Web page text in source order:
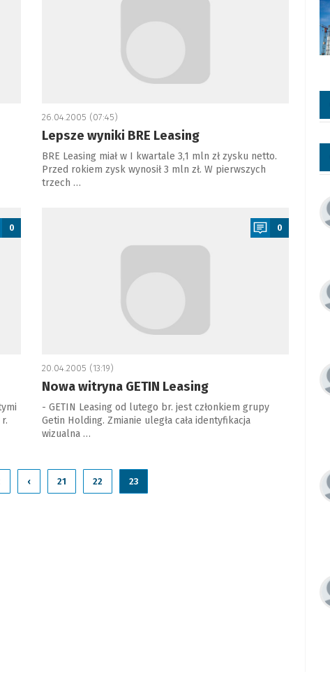
26.04.2005 (07:45)
Lepsze wyniki BRE Leasing
BRE Leasing miał w I kwartale 3,1 mln zł zysku netto.
Przed rokiem zysk wynosił 3 mln zł. W pierwszych
trzech …
0 0
20.04.2005 (13:19)
Nowa witryna GETIN Leasing
- GETIN Leasing od lutego br. jest członkiem grupy
Getin Holding. Zmianie uległa cała identyfikacja
wizualna …
‹ 21 22 23